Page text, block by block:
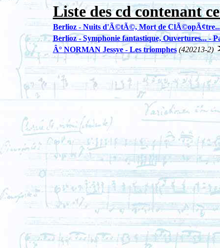
Liste des cd contenant
Berlioz - Nuits d'Ã©tÃ©, Mort de
Berlioz - Symphonie fantastique, Ouvertures... -
Â° NORMAN Jessye - Les triomphes (420213-2)